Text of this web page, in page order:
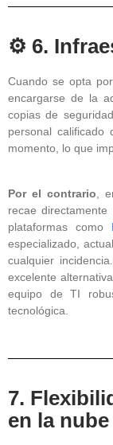
⚙️ 6.
Cuando se opta
encargarse de la
copias de
personal calificado
momento, lo que
Por el contrario ,
recae
plataformas como
especializado,
cualquier
excelente
equipo de TI
tecnológica.
7.
en la nube